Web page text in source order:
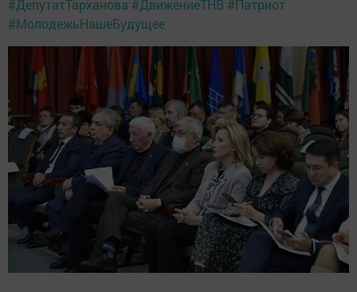
#ДепутатТарханова #ДвижениеТНВ #Патриот
#МолодежьНашеБудущее